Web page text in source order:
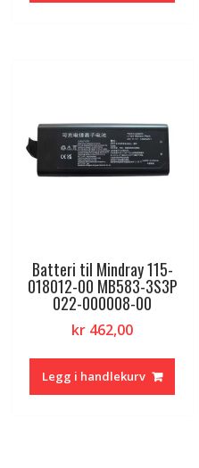
Batteri til Mindray 115-
018012-00 MB583-3S3P
022-000008-00
kr 462,00
Legg i handlekurv